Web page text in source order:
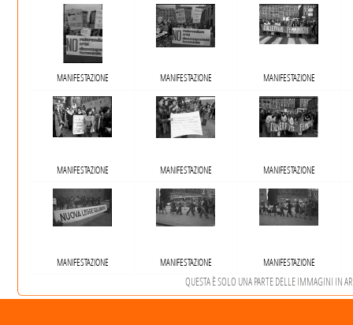
MANIFESTAZIONE MANIFESTAZIONE MANIFESTAZIONE
MANIFESTAZIONE MANIFESTAZIONE MANIFESTAZIONE
MANIFESTAZIONE MANIFESTAZIONE MANIFESTAZIONE
QUESTA È SOLO UNA PARTE DELLE IMMAGINI IN